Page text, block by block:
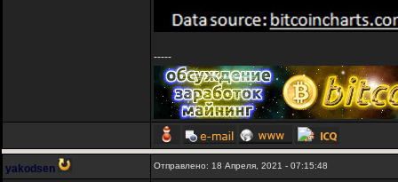
-----
yakodsen Отправлено: 18 Апреля, 2021 - 07:15:48